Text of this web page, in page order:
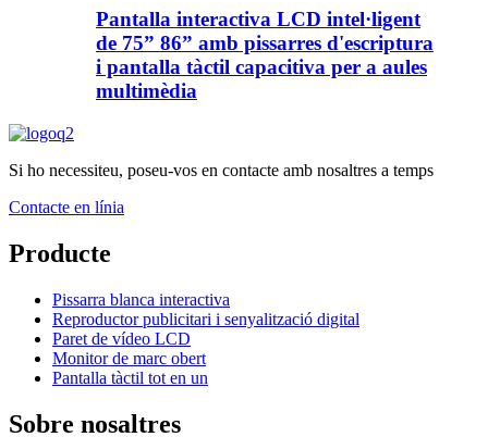
Pantalla interactiva LCD intel·ligent
de 75” 86” amb pissarres d'escriptura
i pantalla tàctil capacitiva per a aules
multimèdia
Si ho necessiteu, poseu-vos en contacte amb nosaltres a temps
Contacte en línia
Producte
Pissarra blanca interactiva
Reproductor publicitari i senyalització digital
Paret de vídeo LCD
Monitor de marc obert
Pantalla tàctil tot en un
Sobre nosaltres